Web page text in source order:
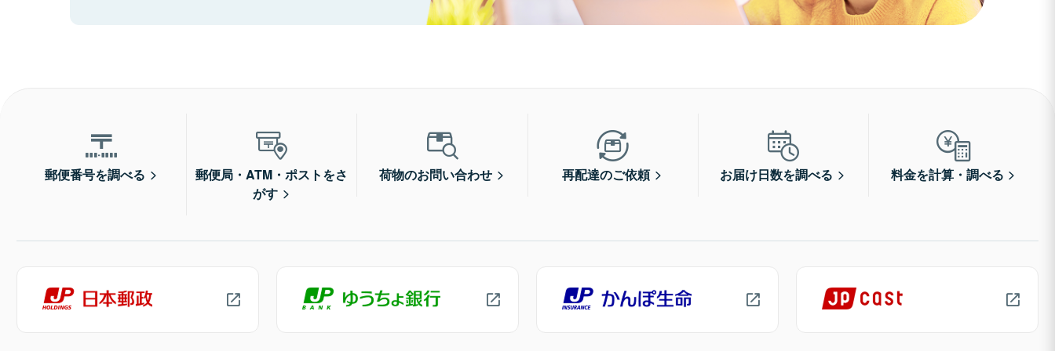
郵便番号を調べる
郵便局・ATM・ポストをさ
がす
荷物のお問い合わせ 再配達のご依頼 お届け日数を調べる 料金を計算・調べる